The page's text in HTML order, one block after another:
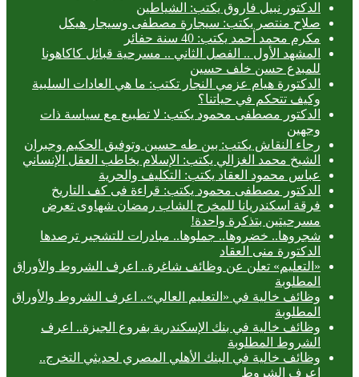
الدكتور نبيل فاروق يكتب: الشياطين
صلاح منتصر يكتب: سيجارة مصطفى وسيجار هيكل
مكرم محمد أحمد يكتب: 40 سنة حفائر
المشهد الأول .. الفصل الثاني .. مسرحية قبائل كاكاهونا
للمبدع حسن خلف حسين
الدكتورة هيام عزمي النجار تكتب: ما هي العادات السلبية
وكيف تتحكم في حياتنا؟
الدكتور مصطفى محمود يكتب: لا تطبيع مع سياسة ذات
وجهين
رجاء النقاش يكتب: بين طه حسين وتوفيق الحكيم وجبران
الشيخ محمد الغزالي يكتب: الإسلام يخاطب العقل الإنساني
عباس محمود العقاد يكتب: التكليف والحرية
الدكتور مصطفى محمود يكتب: قراءة فى كف التاريخ
فرقة اسكندريانا للمخرج الشاب رمضان شهاوى تعرض
مسرحيتين بتذكرة واحدة!
شجروها.. خضروها.. جملوها.. مبادرات للتشجير ترصدها
الدكتورة منى العقاد
«التعليم» تعلن عن وظائف شاغرة.. اعرف الشروط والأوراق
المطلوبة
وظائف خالية في «التعليم العالي».. اعرف الشروط والأوراق
المطلوبة
وظائف خالية في بنك الإسكندرية بفروع الجيزة.. اعرف
الشروط المطلوبة
وظائف خالية في البنك الأهلي المصري لحديثي التخرج..
اعرف الشروط